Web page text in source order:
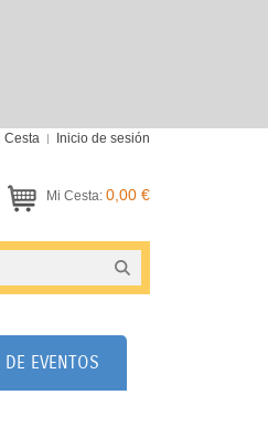
Cesta Inicio de sesión
Mi Cesta: 0,00 €
DE EVENTOS